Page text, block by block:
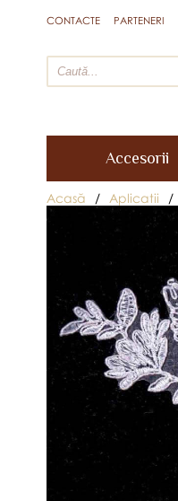
CONTACTE PARTENERI
Accesorii
Acasă / Aplicatii /